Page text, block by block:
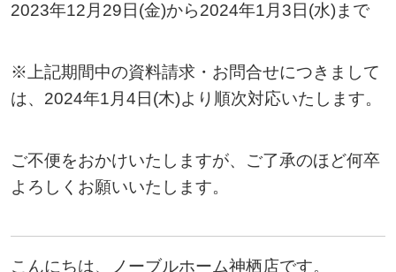
2023年12月29日(金)から2024年1月3日(水)まで
※上記期間中の資料請求・お問合せにつきまして
は、2024年1月4日(木)より順次対応いたします。
ご不便をおかけいたしますが、ご了承のほど何卒
よろしくお願いいたします。
こんにちは、ノーブルホーム神栖店です。